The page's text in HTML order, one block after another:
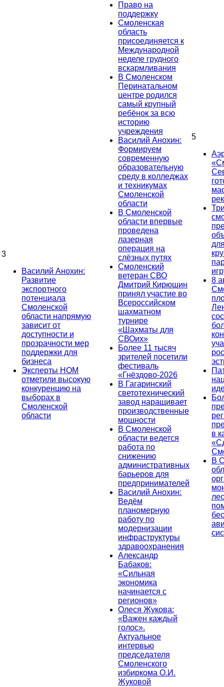
3
Василий Анохин:
Развитие
экспортного
потенциала
Смоленской
области напрямую
зависит от
доступности и
прозрачности мер
поддержки для
бизнеса
Эксперты НОМ
отметили высокую
конкуренцию на
выборах в
Смоленской
области
Право на
поддержку
Смоленская
область
присоединяется к
Международной
неделе грудного
вскармливания
В Смоленском
Перинатальном
центре родился
самый крупный
ребёнок за всю
историю
учреждения
Василий Анохин:
Формируем
современную
образовательную
среду в колледжах
и техникумах
Смоленской
области
В Смоленской
области впервые
проведена
лазерная
операция на
слёзных путях
Смоленский
ветеран СВО
Дмитрий Кирюшин
принял участие во
Всероссийском
шахматном
турнире
«Шахматы для
СВОих»
Более 11 тысяч
зрителей посетили
фестиваль
«Гнёздово-2026
В Гагаринский
светотехнический
завод наращивает
производственные
мощности
В Смоленской
области ведется
работа по
снижению
административных
барьеров для
предпринимателей
Василий Анохин:
Ведём
планомерную
работу по
модернизации
инфраструктуры
здравоохранения
Александр
Бабаков:
«Сильная
экономика
начинается с
регионов»
Олеся Жукова:
«Важен каждый
голос».
Актуальное
интервью
председателя
Смоленского
избиркома О.И.
Жуковой
5
8
в
В